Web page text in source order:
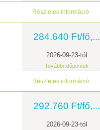
Részletes információ
284.640 Ft/fő,...
2026-09-23-tól
További időpontok
Részletes információ
292.760 Ft/fő,...
2026-09-23-tól